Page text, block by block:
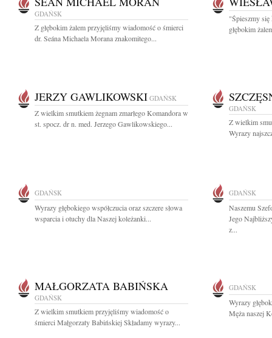
GDAŃSK
Z głębokim żalem przyjęliśmy wiadomość o śmierci
dr. Seána Michaela Morana znakomitego...
"Śpieszmy
głębokim
JERZY GAWLIKOWSKI GDAŃSK
Z wielkim smutkiem żegnam zmarłego Komandora w
st. spocz. dr n. med. Jerzego Gawlikowskiego...
GDAŃSK
Z wielkim
Wyrazy
GDAŃSK
Wyrazy głębokiego współczucia oraz szczere słowa
wsparcia i otuchy dla Naszej koleżanki...
GDAŃSK
Naszemu
Jego
z...
MAŁGORZATA BABIŃSKA
GDAŃSK
Z wielkim smutkiem przyjęliśmy wiadomość o
śmierci Małgorzaty Babińskiej Składamy wyrazy...
GDAŃSK
Wyrazy
Męża naszej